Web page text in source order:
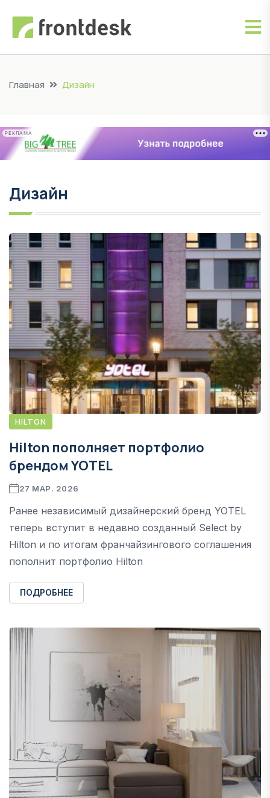
Главная Дизайн
РЕКЛАМА
Дизайн
HILTON
Hilton пополняет портфолио
брендом YOTEL
27 МАР. 2026
Ранее независимый дизайнерский бренд YOTEL
теперь вступит в недавно созданный Select by
Hilton и по итогам франчайзингового соглашения
пополнит портфолио Hilton
ПОДРОБНЕЕ